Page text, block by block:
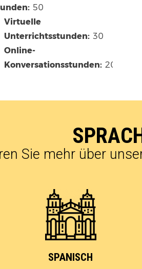
50
Virtuelle
Unterrichtsstunden:30
Online-
Konversationsstunden:20
Sie mehr über
SPANISCH